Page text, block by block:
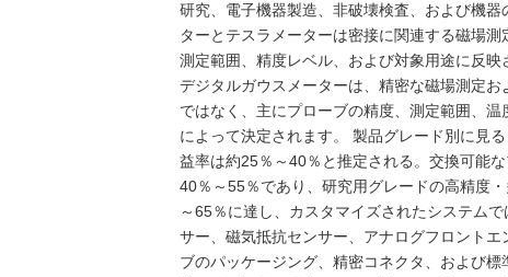
研究、電子機器製造、非破壊検査、および機
ターとテスラメーターは密接に関連する磁場
測定範囲、精度レベル、および対象用途に反映
デジタルガウスメーターは、精密な磁場測定
ではなく、主にプローブの精度、測定範囲、
によって決定されます。 製品グレード別に見
益率は約25％～40％と推定される。交換可能
40％～55％であり、研究用グレードの高精度
～65％に達し、カスタマイズされたシステム
サー、磁気抵抗センサー、アナログフロント
ブのパッケージング、精密コネクタ、および